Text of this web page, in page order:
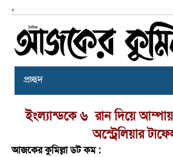
,
প্রচ্ছদ
ইংল্যান্ডকে ৬ রান দিয়ে
অস্ট্রেলিয়ার
আজকের কুমিল্লা ডট কম :